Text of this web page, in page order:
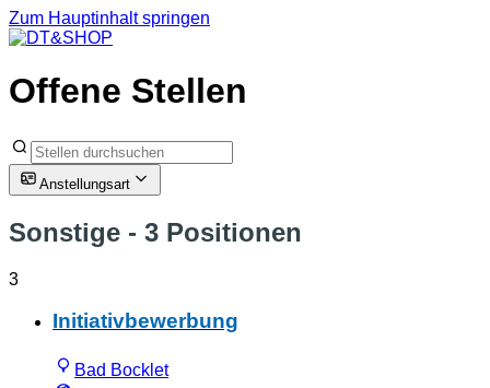
Zum Hauptinhalt springen
Offene Stellen
Anstellungsart
Sonstige - 3 Positionen
3
Initiativbewerbung
Bad Bocklet